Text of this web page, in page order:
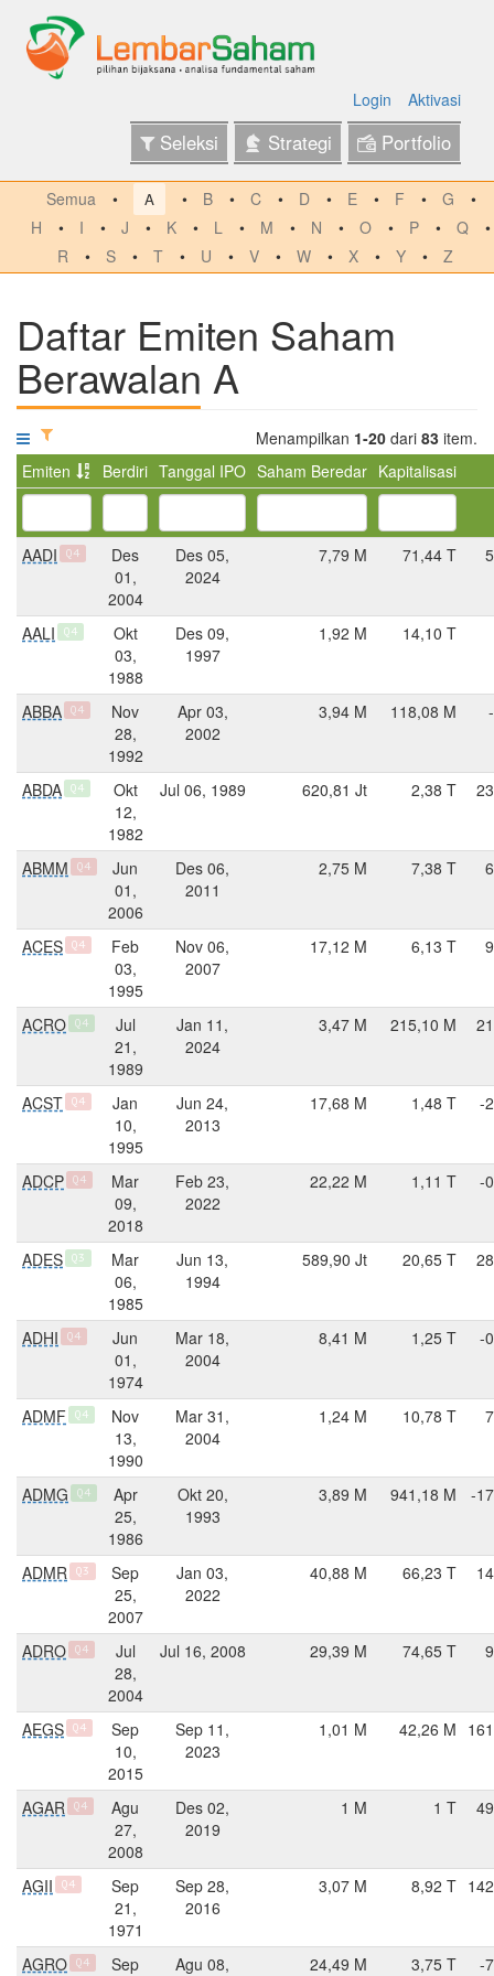
Login Aktivasi
Seleksi Strategi Portfolio
Semua A B C D E F
G
H
I J K L M N O P
Q
R
S T U V W X Y Z
Daftar Emiten Saham
Berawalan A
Menampilkan 1-20 dari 83 item.
Emiten
Berdiri Tanggal IPO Saham Beredar Kapitalisasi
AADI Q4
Des
01,
2004
Des 05,
2024
7,79 M 71,44 T
AALI Q4
Okt
03,
1988
Des 09,
1997
1,92 M 14,10 T
ABBA Q4
Nov
28,
1992
Apr 03,
2002
3,94 M 118,08 M
ABDA Q4
Okt
12,
1982
Jul 06, 1989 620,81 Jt 2,38 T
ABMM Q4
Jun
01,
2006
Des 06,
2011
2,75 M 7,38 T
ACES Q4
Feb
03,
1995
Nov 06,
2007
17,12 M 6,13 T
ACRO Q4
Jul
21,
1989
Jan 11,
2024
3,47 M 215,10 M
ACST Q4
Jan
10,
1995
Jun 24,
2013
17,68 M 1,48 T -
ADCP Q4
Mar
09,
2018
Feb 23,
2022
22,22 M 1,11 T -
ADES Q3
Mar
06,
1985
Jun 13,
1994
589,90 Jt 20,65 T
ADHI Q4
Jun
01,
1974
Mar 18,
2004
8,41 M 1,25 T -
ADMF Q4
Nov
13,
1990
Mar 31,
2004
1,24 M 10,78 T
ADMG Q4
Apr
25,
1986
Okt 20,
1993
3,89 M 941,18 M -
ADMR Q3
Sep
25,
2007
Jan 03,
2022
40,88 M 66,23 T
ADRO Q4
Jul
28,
2004
Jul 16, 2008 29,39 M 74,65 T
AEGS Q4
Sep
10,
2015
Sep 11,
2023
1,01 M 42,26 M
AGAR Q4
Agu
27,
2008
Des 02,
2019
1 M 1 T
AGII Q4
Sep
21,
1971
Sep 28,
2016
3,07 M 8,92 T
AGRO Q4
Sep
Agu 08,
24,49 M 3,75 T -